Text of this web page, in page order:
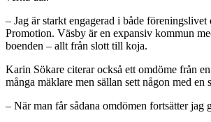
– Jag är starkt engagerad i både
Promotion. Väsby är en expansiv kommun
boenden – allt från slott till koja.
Karin Sökare citerar också ett omdöme från
många mäklare men sällan sett någon med en
– När man får sådana omdömen fortsätter jag